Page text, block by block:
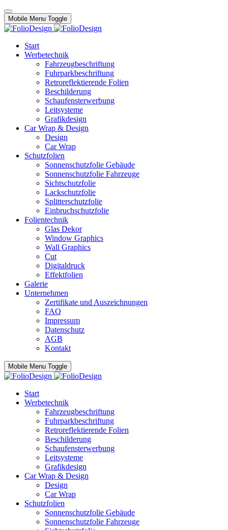
Mobile Menu Toggle
Start
Werbetechnik
Fahrzeugbeschriftung
Fuhrparkbeschriftung
Retroreflektierende Folien
Beschilderung
Schaufensterwerbung
Leitsysteme
Grafikdesign
Car Wrap & Design
Design
Car Wrap
Schutzfolien
Sonnenschutzfolie Gebäude
Sonnenschutzfolie Fahrzeuge
Sichtschutzfolie
Lackschutzfolie
Splitterschutzfolie
Einbruchschutzfolie
Folientechnik
Glas Dekor
Window Graphics
Wall Graphics
Cut
Digitaldruck
Effektfolien
Galerie
Unternehmen
Zertifikate und Auszeichnungen
FAQ
Impressum
Datenschutz
AGB
Kontakt
Mobile Menu Toggle
Start
Werbetechnik
Fahrzeugbeschriftung
Fuhrparkbeschriftung
Retroreflektierende Folien
Beschilderung
Schaufensterwerbung
Leitsysteme
Grafikdesign
Car Wrap & Design
Design
Car Wrap
Schutzfolien
Sonnenschutzfolie Gebäude
Sonnenschutzfolie Fahrzeuge